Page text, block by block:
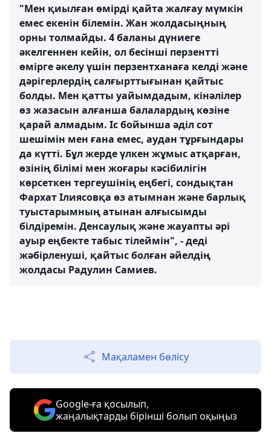
"Мен қиылған өмірді қайта жалғау мүмкін
емес екенін білемін. Жан жолдасыңның
орны толмайды. 4 баланы дүниеге
әкелгеннен кейін, ол бесінші перзентті
өмірге әкелу үшін перзентханаға келді және
дәрігерлердің салғырттығынан қайтыс
болды. Мен қатты уайымдадым, кінәлілер
өз жазасын алғанша балалардың көзіне
қарай алмадым. Іс бойынша әділ сот
шешімін мен ғана емес, аудан тұрғындары
да күтті. Бұл жерде үлкен жұмыс атқарған,
өзінің білімі мен жоғары кәсібилігін
көрсеткен тергеушінің еңбегі, сондықтан
Фархат Ілиясовқа өз атымнан және барлық
туыстарымның атынан алғысымды
білдіремін. Денсаулық және жауапты әрі
ауыр еңбекте табыс тілеймін", - деді
жәбірленуші, қайтыс болған әйелдің
жолдасы Радулин Самиев.
Мақаламен бөлісу
Google-ға қосылып,
жаңалықтарды бірінші болып оқыңыз